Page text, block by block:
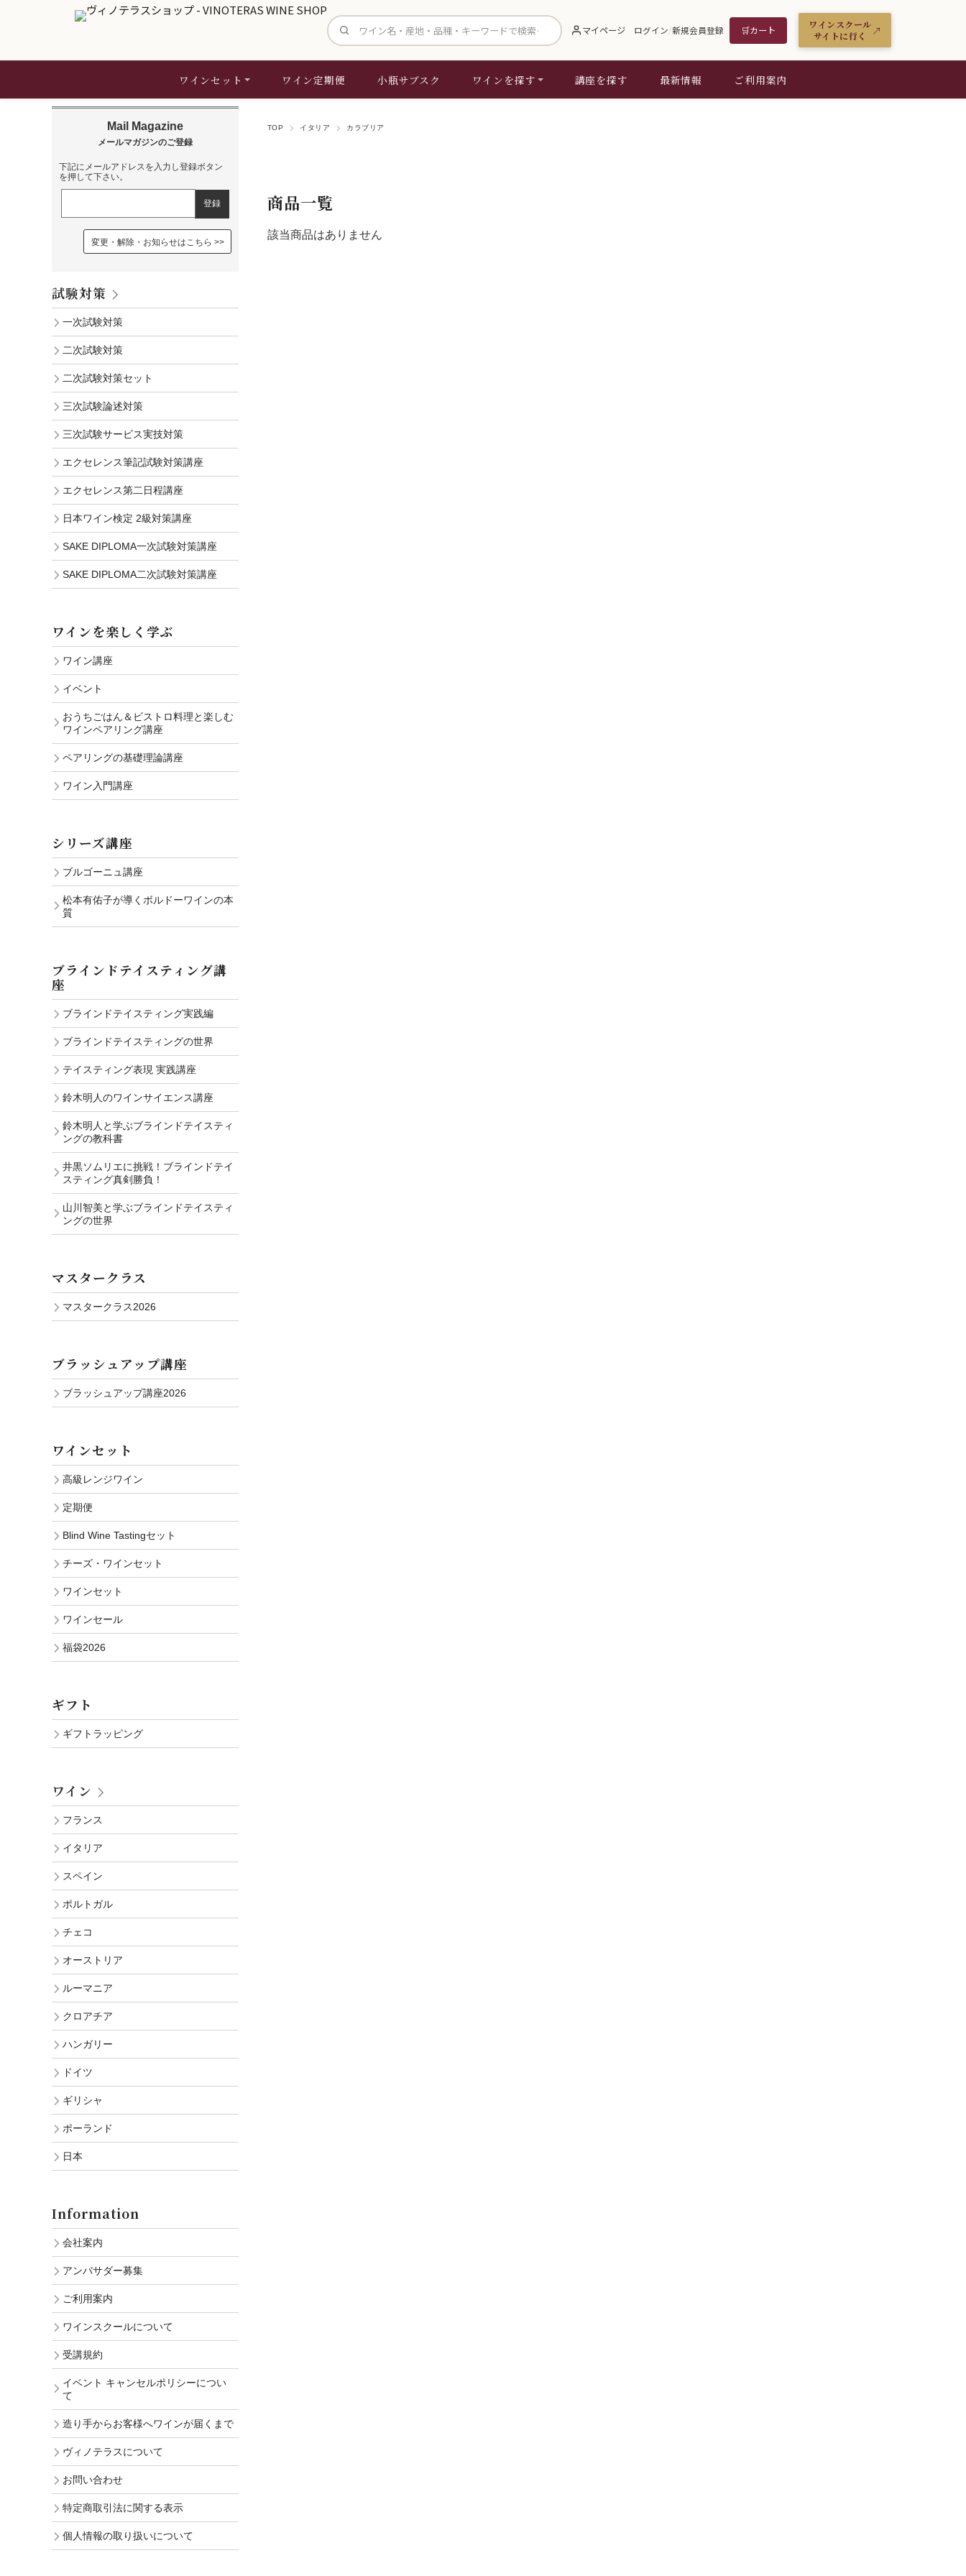
サイト内検索 マイページ ログイン/新規会員登録 🛒カート
ワインスクール
サイトに行く
ワインセット ワイン定期便 小瓶サブスク ワインを探す 講座を探す 最新情報 ご利用案内
TOP イタリア カラブリア
商品一覧
該当商品はありません
下記にメールアドレスを入力し登録ボタン
を押して下さい。
変更・解除・お知らせはこちら
試験対策
一次試験対策
二次試験対策
二次試験対策セット
三次試験論述対策
三次試験サービス実技対策
エクセレンス筆記試験対策講座
エクセレンス第二日程講座
日本ワイン検定 2級対策講座
SAKE DIPLOMA一次試験対策講座
SAKE DIPLOMA二次試験対策講座
ワインを楽しく学ぶ
ワイン講座
イベント
おうちごはん＆ビストロ料理と楽しむ
ワインペアリング講座
ペアリングの基礎理論講座
ワイン入門講座
シリーズ講座
ブルゴーニュ講座
松本有佑子が導くボルドーワインの本
質
ブラインドテイスティング講
座
ブラインドテイスティング実践編
ブラインドテイスティングの世界
テイスティング表現 実践講座
鈴木明人のワインサイエンス講座
鈴木明人と学ぶブラインドテイスティ
ングの教科書
井黒ソムリエに挑戦！ブラインドテイ
スティング真剣勝負！
山川智美と学ぶブラインドテイスティ
ングの世界
マスタークラス
マスタークラス2026
ブラッシュアップ講座
ブラッシュアップ講座2026
ワインセット
高級レンジワイン
定期便
Blind Wine Tastingセット
チーズ・ワインセット
ワインセット
ワインセール
福袋2026
ギフト
ギフトラッピング
ワイン
フランス
イタリア
スペイン
ポルトガル
チェコ
オーストリア
ルーマニア
クロアチア
ハンガリー
ドイツ
ギリシャ
ポーランド
日本
Information
会社案内
アンバサダー募集
ご利用案内
ワインスクールについて
受講規約
イベント キャンセルポリシーについ
て
造り手からお客様へワインが届くまで
ヴィノテラスについて
お問い合わせ
特定商取引法に関する表示
個人情報の取り扱いについて